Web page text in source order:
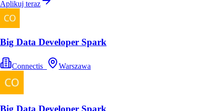
Aplikuj teraz
Big Data Developer Spark
Connectis_ Warszawa
Big Data Developer Spark